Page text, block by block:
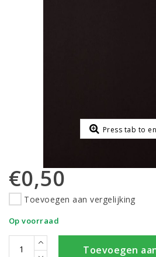
Press tab to
€0,50
Toevoegen aan vergelijking
Op voorraad
Toevoegen